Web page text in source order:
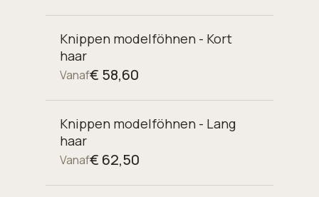
Knippen modelföhnen - Kort
haar
Vanaf€ 58,60
Knippen modelföhnen - Lang
haar
Vanaf€ 62,50